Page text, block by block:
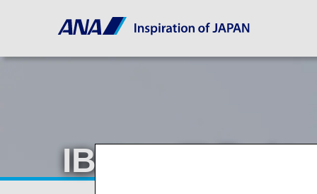
IBEXエアライン